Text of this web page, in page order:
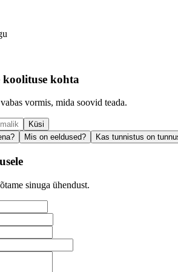
koolituse kohta
vormis, mida soovid teada.
Küsi
Mis on eeldused? Kas tunnistus on
sinuga ühendust.